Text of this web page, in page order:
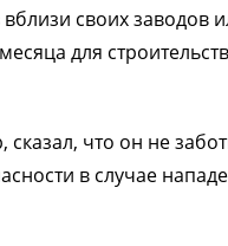
своих заводов
для
что он не
в случае